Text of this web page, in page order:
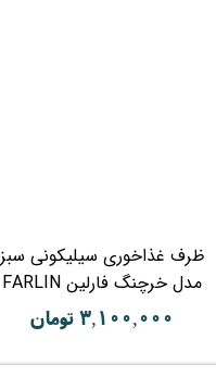
ظرف غذاخوری سیلیکونی سبز
مدل خرچنگ فارلین FARLIN
۳,۱۰۰,۰۰۰ تومان